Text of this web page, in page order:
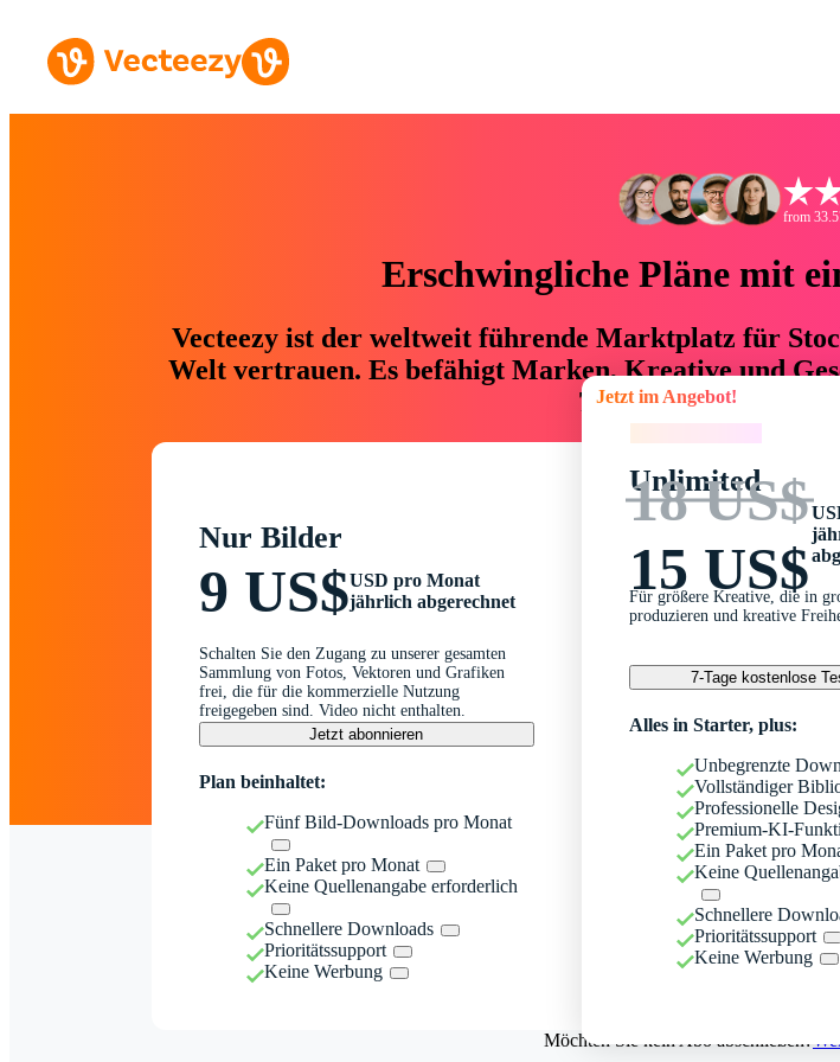
from
Erschwingliche Pläne mit
Vecteezy ist der weltweit führende Marktplatz für
Welt vertrauen. Es befähigt Marken, Kreative und
76 % an Zeit und
Nur Bilder
9 US$USD pro Monat
jährlich abgerechnet
Schalten Sie den Zugang zu unserer gesamten
Sammlung von Fotos, Vektoren und Grafiken
frei, die für die kommerzielle Nutzung
freigegeben sind. Video nicht enthalten.
Jetzt abonnieren
Plan beinhaltet:
Fünf Bild-Downloads pro Monat
Ein Paket pro Monat
Keine Quellenangabe erforderlich
Schnellere Downloads
Prioritätssupport
Keine Werbung
Jetzt im Angebot!
Unlimited
18 US$
15 US$
Für größere Kreative, die in
produzieren und kreative
7-Tage kostenlose
Alles in Starter, plus:
Unbegrenzte
Vollständiger
Professionelle
Premium-KI-
Ein Paket pro
Keine
Schnellere
Prioritätssupport
Keine Werbung
Möchten Sie kein Abo abschließen?